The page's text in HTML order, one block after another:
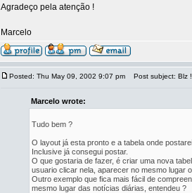
Agradeço pela atenção !
Marcelo
Posted: Thu May 09, 2002 9:07 pm Post subject: Blz
Marcelo wrote:
Tudo bem ?
O layout já esta pronto e a tabela onde
Inclusive já consegui postar.
O que gostaria de fazer, é criar uma nova
usuario clicar nela, aparecer no mesmo lugar
Outro exemplo que fica mais fácil de
mesmo lugar das notícias diárias, entendeu ?